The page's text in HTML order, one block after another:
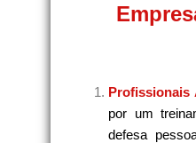
Profissionais
por um
defesa